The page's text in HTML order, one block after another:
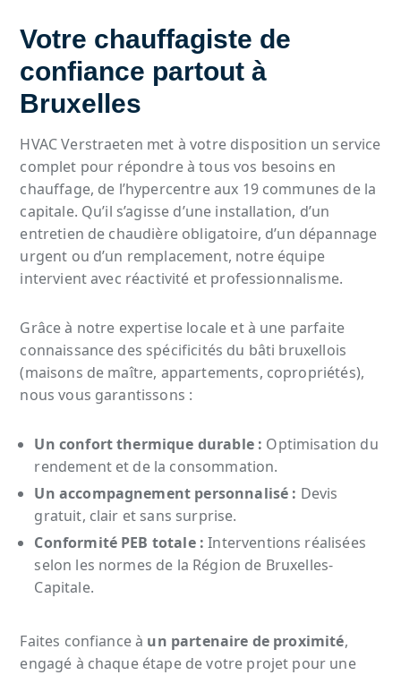
Votre chauffagiste de
confiance partout à
Bruxelles
HVAC Verstraeten met à votre disposition un service
complet pour répondre à tous vos besoins en
chauffage, de l’hypercentre aux 19 communes de la
capitale. Qu’il s’agisse d’une installation, d’un
entretien de chaudière obligatoire, d’un dépannage
urgent ou d’un remplacement, notre équipe
intervient avec réactivité et professionnalisme.
Grâce à notre expertise locale et à une parfaite
connaissance des spécificités du bâti bruxellois
(maisons de maître, appartements, copropriétés),
nous vous garantissons :
Un confort thermique durable : Optimisation du
rendement et de la consommation.
Un accompagnement personnalisé : Devis
gratuit, clair et sans surprise.
Conformité PEB totale : Interventions réalisées
selon les normes de la Région de Bruxelles-
Capitale.
Faites confiance à un partenaire de proximité,
engagé à chaque étape de votre projet pour une